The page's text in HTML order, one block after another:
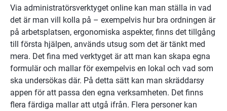
Via administratörsverktyget online kan man ställa in vad
det är man vill kolla på – exempelvis hur bra ordningen är
på arbetsplatsen, ergonomiska aspekter, finns det tillgång
till första hjälpen, används utsug som det är tänkt med
mera. Det fina med verktyget är att man kan skapa egna
formulär och mallar för exempelvis en lokal och vad som
ska undersökas där. På detta sätt kan man skräddarsy
appen för att passa den egna verksamheten. Det finns
flera färdiga mallar att utgå ifrån. Flera personer kan